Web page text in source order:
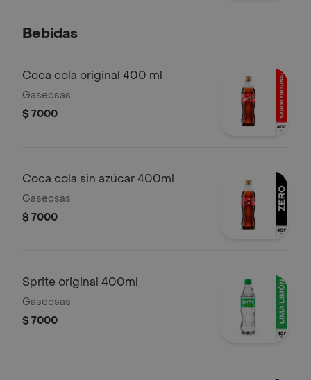
Bebidas
Coca cola original 400 ml
Gaseosas
$ 7000
Coca cola sin azúcar 400ml
Gaseosas
$ 7000
Sprite original 400ml
Gaseosas
$ 7000